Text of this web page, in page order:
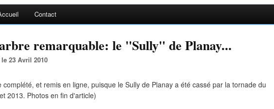
Contact
remarquable: le "Sully" de Planay...
le 23 Avril 2010
complété, et remis en ligne, puisque le Sully de Planay a été cassé par la tornade du
2013. Photos en fin d'article)